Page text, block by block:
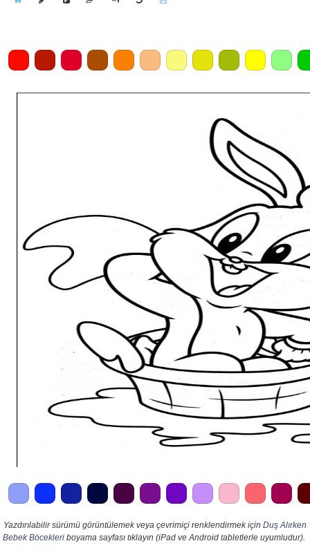
Yazdırılabilir sürümü görüntülemek veya çevrimiçi renklendirmek için Duş Alırken
Bebek Böcekleri boyama sayfası tıklayın (iPad ve Android tabletlerle uyumludur).